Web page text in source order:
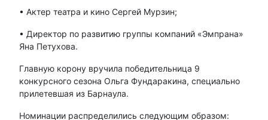
• Актер театра и кино Сергей Мурзин;
• Директор по развитию группы компаний «Эмпрана»
Яна Петухова.
Главную корону вручила победительница 9
конкурсного сезона Ольга Фундаракина, специально
прилетевшая из Барнаула.
Номинации распределились следующим образом: